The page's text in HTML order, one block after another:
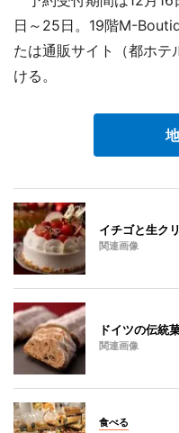
日～25日。19階M-
たは通販サイト（都ホテ
ける。
イチゴと生ク
関連画像
ドイツの伝統
関連画像
食べる